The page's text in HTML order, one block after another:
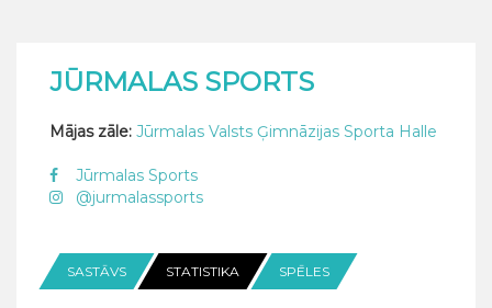
JŪRMALAS SPORTS
Mājas zāle: Jūrmalas Valsts Ģimnāzijas Sporta Halle
Jūrmalas Sports
@jurmalassports
SASTĀVS STATISTIKA SPĒLES